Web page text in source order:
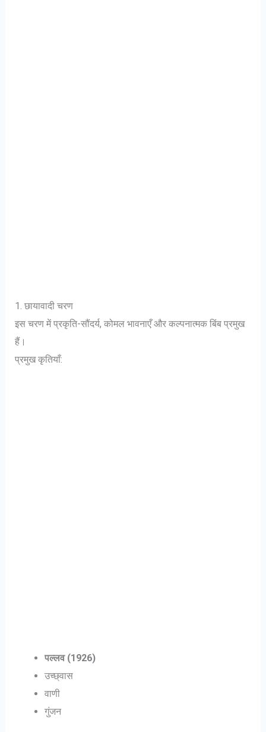
1. छायावादी चरण
इस चरण में प्रकृति-सौंदर्य, कोमल भावनाएँ और कल्पनात्मक बिंब प्रमुख
हैं।
प्रमुख कृतियाँ:
पल्लव (1926)
उच्छ्वास
वाणी
गुंजन